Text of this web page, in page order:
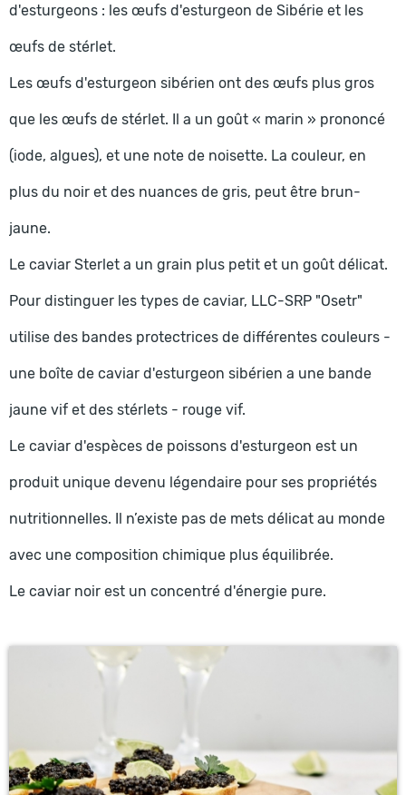
d'esturgeons : les œufs d'esturgeon de Sibérie et les
œufs de stérlet.
Les œufs d'esturgeon sibérien ont des œufs plus gros
que les œufs de stérlet. Il a un goût « marin » prononcé
(iode, algues), et une note de noisette. La couleur, en
plus du noir et des nuances de gris, peut être brun-
jaune.
Le caviar Sterlet a un grain plus petit et un goût délicat.
Pour distinguer les types de caviar, LLC-SRP "Osetr"
utilise des bandes protectrices de différentes couleurs -
une boîte de caviar d'esturgeon sibérien a une bande
jaune vif et des stérlets - rouge vif.
Le caviar d'espèces de poissons d'esturgeon est un
produit unique devenu légendaire pour ses propriétés
nutritionnelles. Il n’existe pas de mets délicat au monde
avec une composition chimique plus équilibrée.
Le caviar noir est un concentré d'énergie pure.